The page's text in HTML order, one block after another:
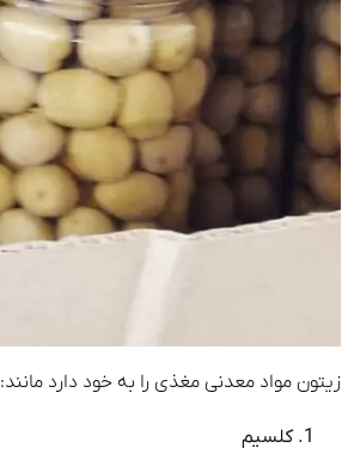
زیتون مواد معدنی مغذی را به خود دارد مانند:
کلسیم